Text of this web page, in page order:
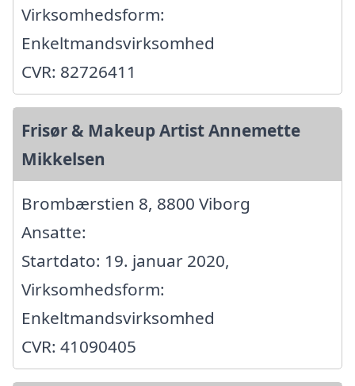
Virksomhedsform:
Enkeltmandsvirksomhed
CVR: 82726411
Frisør & Makeup Artist Annemette
Mikkelsen
Brombærstien 8, 8800 Viborg
Ansatte:
Startdato: 19. januar 2020,
Virksomhedsform:
Enkeltmandsvirksomhed
CVR: 41090405